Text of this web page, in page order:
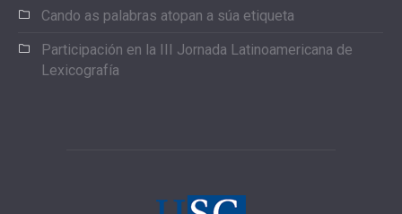
Cando as palabras atopan a súa etiqueta
Participación en la III Jornada Latinoamericana de
Lexicografía